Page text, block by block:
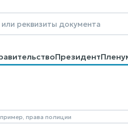
Президент
КонтактыПомощь